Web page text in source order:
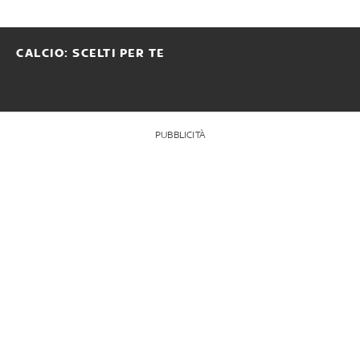
CALCIO: SCELTI PER TE
PUBBLICITÀ